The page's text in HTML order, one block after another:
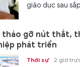
giáo dục sau
tháo gỡ nút thắt,
phát triển
Thời sự 2 giờ